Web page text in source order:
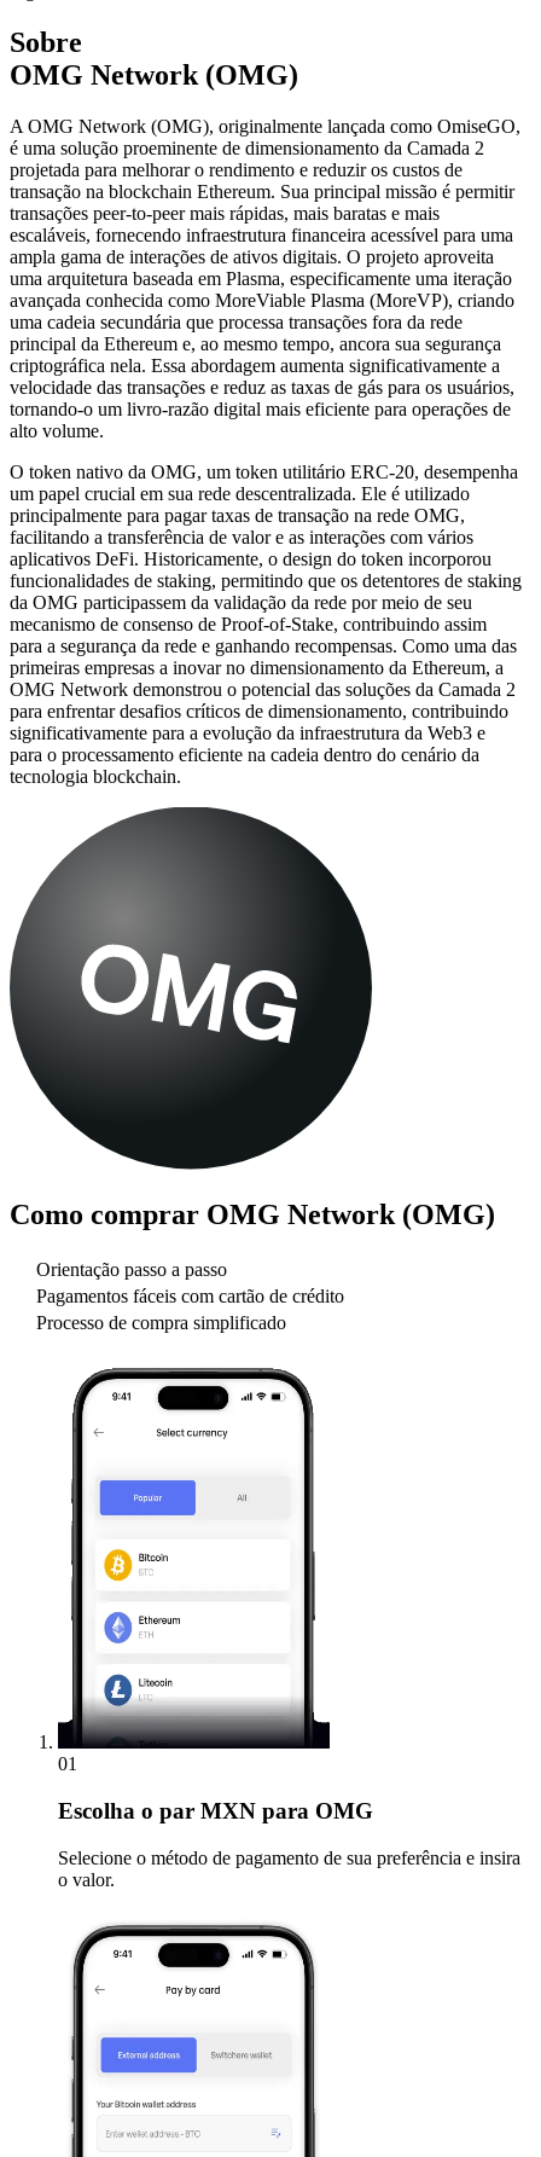
Sobre
OMG Network (OMG)
A OMG Network (OMG), originalmente lançada como OmiseGO,
é uma solução proeminente de dimensionamento da Camada 2
projetada para melhorar o rendimento e reduzir os custos de
transação na blockchain Ethereum. Sua principal missão é permitir
transações peer-to-peer mais rápidas, mais baratas e mais
escaláveis, fornecendo infraestrutura financeira acessível para uma
ampla gama de interações de ativos digitais. O projeto aproveita
uma arquitetura baseada em Plasma, especificamente uma iteração
avançada conhecida como MoreViable Plasma (MoreVP), criando
uma cadeia secundária que processa transações fora da rede
principal da Ethereum e, ao mesmo tempo, ancora sua segurança
criptográfica nela. Essa abordagem aumenta significativamente a
velocidade das transações e reduz as taxas de gás para os usuários,
tornando-o um livro-razão digital mais eficiente para operações de
alto volume.
O token nativo da OMG, um token utilitário ERC-20, desempenha
um papel crucial em sua rede descentralizada. Ele é utilizado
principalmente para pagar taxas de transação na rede OMG,
facilitando a transferência de valor e as interações com vários
aplicativos DeFi. Historicamente, o design do token incorporou
funcionalidades de staking, permitindo que os detentores de staking
da OMG participassem da validação da rede por meio de seu
mecanismo de consenso de Proof-of-Stake, contribuindo assim
para a segurança da rede e ganhando recompensas. Como uma das
primeiras empresas a inovar no dimensionamento da Ethereum, a
OMG Network demonstrou o potencial das soluções da Camada 2
para enfrentar desafios críticos de dimensionamento, contribuindo
significativamente para a evolução da infraestrutura da Web3 e
para o processamento eficiente na cadeia dentro do cenário da
tecnologia blockchain.
Como comprar OMG Network (OMG)
Orientação passo a passo
Pagamentos fáceis com cartão de crédito
Processo de compra simplificado
01
Escolha o par MXN para OMG
Selecione o método de pagamento de sua preferência e insira
o valor.